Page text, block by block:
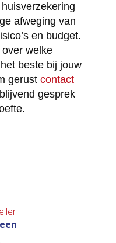
afweging van
en budget.
welke
beste bij jouw
gerust contact
gesprek